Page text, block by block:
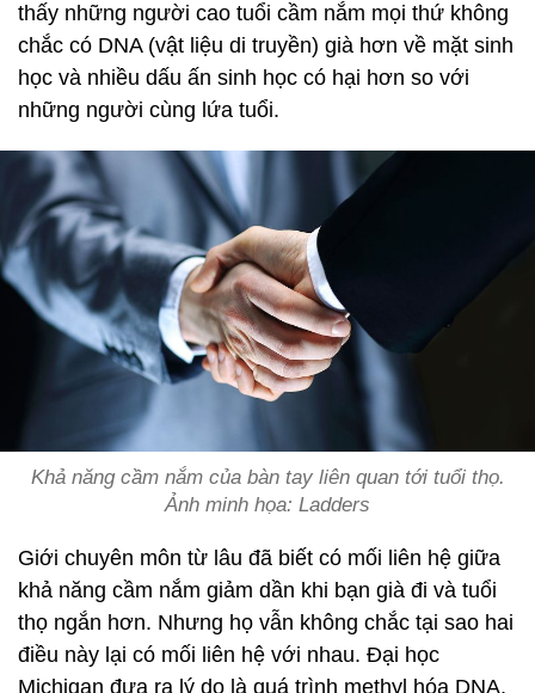
thấy những người cao tuổi cầm nắm mọi thứ không
chắc có DNA (vật liệu di truyền) già hơn về mặt sinh
học và nhiều dấu ấn sinh học có hại hơn so với
những người cùng lứa tuổi.
Khả năng cầm nắm của bàn tay liên quan tới tuổi thọ.
Ảnh minh họa: Ladders
Giới chuyên môn từ lâu đã biết có mối liên hệ giữa
khả năng cầm nắm giảm dần khi bạn già đi và tuổi
thọ ngắn hơn. Nhưng họ vẫn không chắc tại sao hai
điều này lại có mối liên hệ với nhau. Đại học
Michigan đưa ra lý do là quá trình methyl hóa DNA,